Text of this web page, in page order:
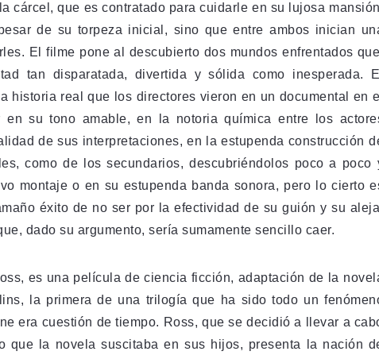
cárcel, que es contratado para cuidarle en su lujosa
de su torpeza inicial, sino que entre ambos inician
El filme pone al descubierto dos mundos enfrentados
tan disparatada, divertida y sólida como inesperada. El
historia real que los directores vieron en un documental en el
en su tono ama­ble, en la noto­ria quí­mica entre los
de sus inter­pre­ta­cio­nes, en la estupenda cons­truc­ción
como de los secun­da­rios, des­cu­brién­do­los poco a poco
mon­taje o en su estu­penda banda sonora, pero lo cierto
éxito de no ser por la efec­ti­vi­dad de su guión y su
dado su argu­mento, sería sumamente sen­ci­llo caer.
es una película de ciencia ficción, adaptación de la
la primera de una trilogía que ha sido todo un
era cuestión de tiempo. Ross, que se decidió a llevar a
que la novela suscitaba en sus hijos, presenta la nación